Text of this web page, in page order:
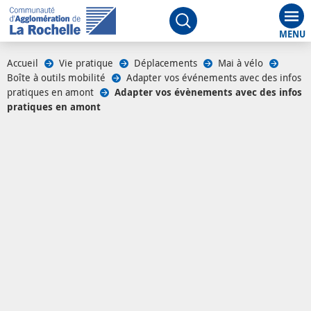
Ouvrir le moteur de
Accueil Vie pratique Déplacements Mai à vélo
Boîte à outils mobilité
Adapter vos événements avec des infos
pratiques en amont
Adapter vos évènements avec des infos
pratiques en amont